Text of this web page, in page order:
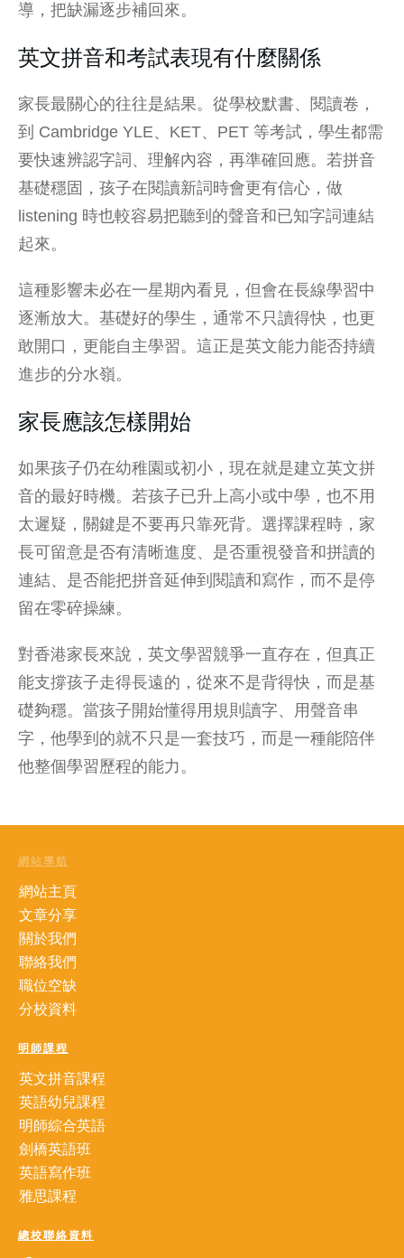
導，把缺漏逐步補回來。
英文拼音和考試表現有什麼關係
家長最關心的往往是結果。從學校默書、閱讀卷，
到 Cambridge YLE、KET、PET 等考試，學生都需
要快速辨認字詞、理解內容，再準確回應。若拼音
基礎穩固，孩子在閱讀新詞時會更有信心，做
listening 時也較容易把聽到的聲音和已知字詞連結
起來。
這種影響未必在一星期內看見，但會在長線學習中
逐漸放大。基礎好的學生，通常不只讀得快，也更
敢開口，更能自主學習。這正是英文能力能否持續
進步的分水嶺。
家長應該怎樣開始
如果孩子仍在幼稚園或初小，現在就是建立英文拼
音的最好時機。若孩子已升上高小或中學，也不用
太遲疑，關鍵是不要再只靠死背。選擇課程時，家
長可留意是否有清晰進度、是否重視發音和拼讀的
連結、是否能把拼音延伸到閱讀和寫作，而不是停
留在零碎操練。
對香港家長來說，英文學習競爭一直存在，但真正
能支撐孩子走得長遠的，從來不是背得快，而是基
礎夠穩。當孩子開始懂得用規則讀字、用聲音串
字，他學到的就不只是一套技巧，而是一種能陪伴
他整個學習歷程的能力。
網站導航
網站主頁
文章分享
關於我們
聯絡我們
職位空缺
分校資料
明師課程
英文拼音課程
英語幼兒課程
明師綜合英語
劍橋英語班
英語寫作班
雅思課程
總校聯絡資料